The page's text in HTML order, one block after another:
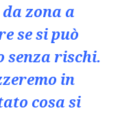
zona a
se si può
senza rischi.
in
cosa si